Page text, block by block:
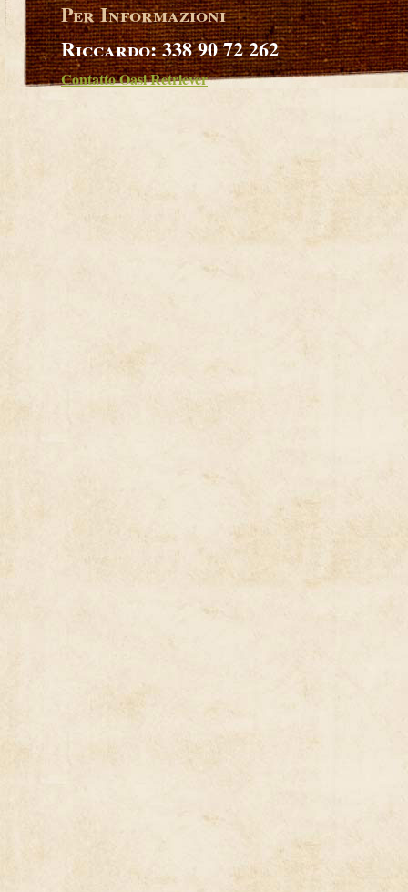
Per Informazioni
Riccardo: 338 90 72 262
Contatto Oasi Retriever